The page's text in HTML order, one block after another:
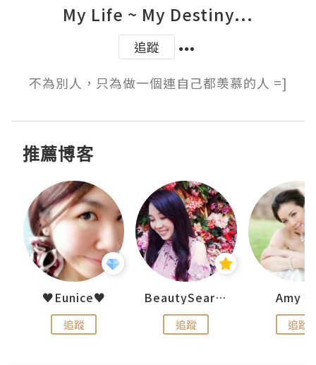
My Life ~ My Destiny...
追蹤
不為別人，只為做一個連自己都羡慕的人 =]
推薦博客
♥Eunice♥
追蹤
BeautySearch
追蹤
Amy
追蹤